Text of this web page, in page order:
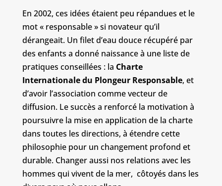
En 2002, ces idées étaient peu répandues et le
mot « responsable » si novateur qu’il
dérangeait. Un filet d’eau douce récupéré par
des enfants a donné naissance à une liste de
pratiques conseillées : la Charte
Internationale du Plongeur Responsable, et
d’avoir l’association comme vecteur de
diffusion. Le succès a renforcé la motivation à
poursuivre la mise en application de la charte
dans toutes les directions, à étendre cette
philosophie pour un changement profond et
durable. Changer aussi nos relations avec les
hommes qui vivent de la mer, côtoyés dans les